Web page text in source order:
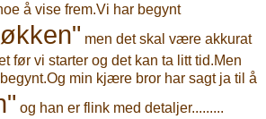
å vise frem.Vi har begynt
men det skal være akkurat
før vi starter og det kan ta litt tid.Men
min kjære bror har sagt ja til å
og han er flink med detaljer.........